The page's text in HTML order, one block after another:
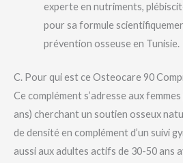
experte en nutriments,
pour sa formule
prévention osseuse en Tunisie.
C. Pour qui est ce Osteocare 90
Ce complément s’adresse aux
ans) cherchant un soutien osseux
de densité en complément d’un suivi
aussi aux adultes actifs de 30-50 ans